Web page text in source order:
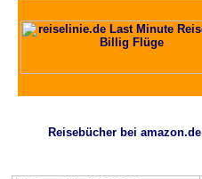
Reisebücher bei amazon.de